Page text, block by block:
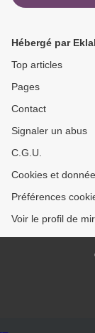
Hébergé par
Top articles
Pages
Contact
Signaler un abus
C.G.U.
Cookies et
Préférences
Voir le profil de